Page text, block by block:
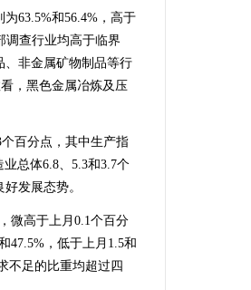
63.5%和56.4%，高于
调查行业均高于临界
、非金属矿物制品等行
，黑色金属冶炼及压
百分点，其中生产指
总体6.8、5.3和3.7个
发展态势。
微高于上月0.1个百分
47.5%，低于上月1.5和
不足的比重均超过四